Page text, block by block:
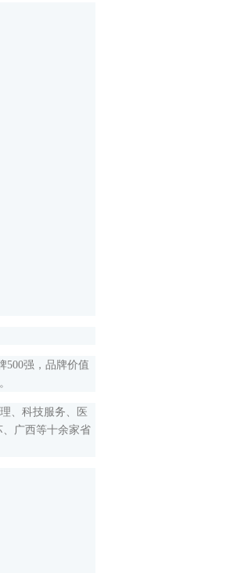
强，品牌价值
、科技服务、医
广西等十余家省